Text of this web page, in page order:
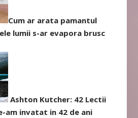
Cum ar arata pamantul
lumii s-ar evapora brusc
Ashton Kutcher: 42 Lectii
am invatat in 42 de ani